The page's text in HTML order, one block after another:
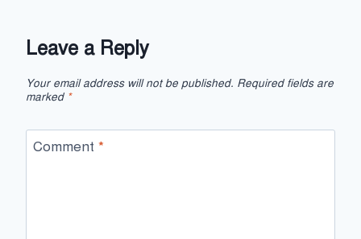
Leave a Reply
Your email address will not be published. Required fields are
marked *
Comment *